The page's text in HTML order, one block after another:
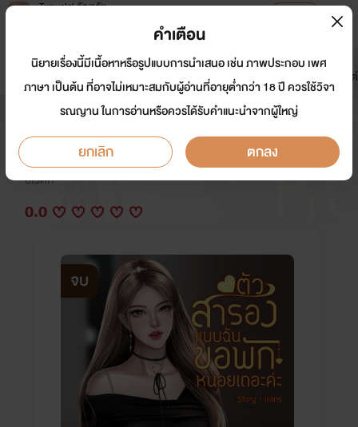
Tunwalai ธัญวลัย
หน้าแรก นิยาย อีบุ๊ก การ์ตูน
มาใหม่
ดรีมแชท ธัญลิสต์
ตัวสำรองแบบฉันขอพักหน่อยเถอะค่ะ
นักเขียน: เปรตนะรู้ยัง ?
อีโรติก
0.0
จบ
คำเตือน
นิยายเรื่องนี้มีเนื้อหาหรือรูปแบบการนำเสนอ เช่น ภาพประกอบ เพศ
ภาษา เป็นต้น ที่อาจไม่เหมาะสมกับผู้อ่านที่อายุต่ำกว่า 18 ปี ควรใช้วิจา
รณญาน ในการอ่านหรือควรได้รับคำแนะนำจากผู้ใหญ่
ยกเลิก ตกลง